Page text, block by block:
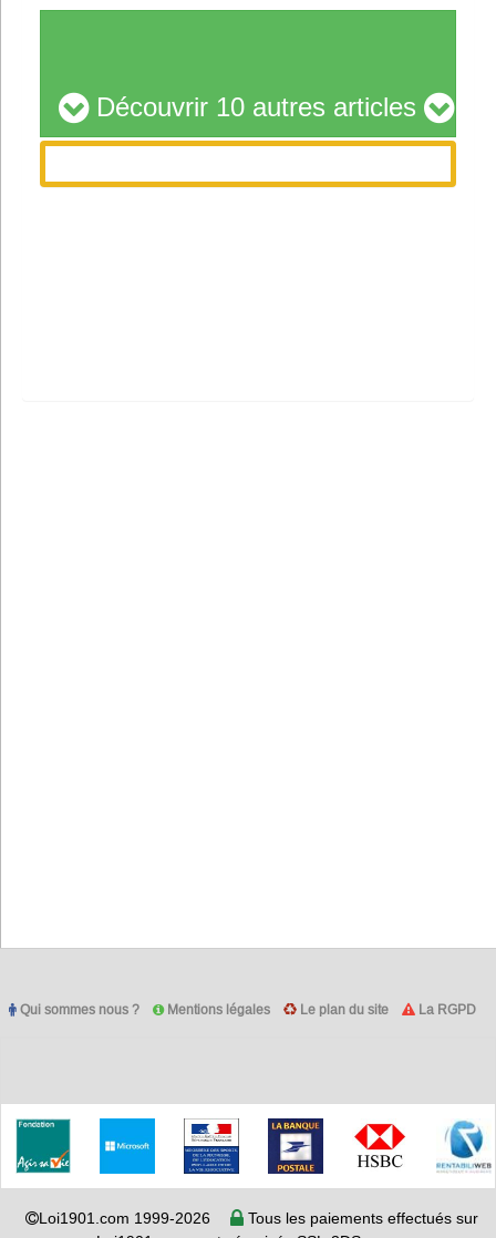
Découvrir 10 autres articles
Qui sommes nous ? Mentions légales Le plan du site La RGPD
Loi1901.com 1999-2026
Tous les paiements effectués sur